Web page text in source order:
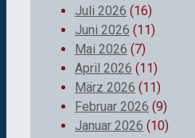
Juli 2026 (16)
Juni 2026 (11)
Mai 2026 (7)
April 2026 (11)
März 2026 (11)
Februar 2026 (9)
Januar 2026 (10)